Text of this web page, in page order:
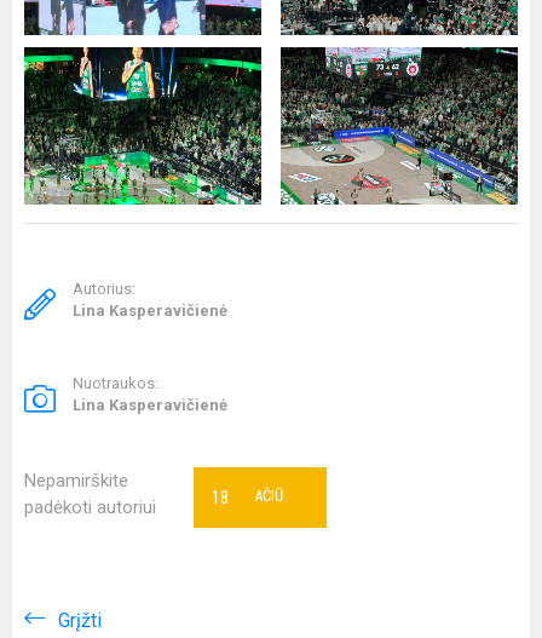
Autorius:
Lina Kasperavičienė
Nuotraukos:
Lina Kasperavičienė
Nepamirškite
padėkoti autoriui
AČIŪ
18
Grįžti